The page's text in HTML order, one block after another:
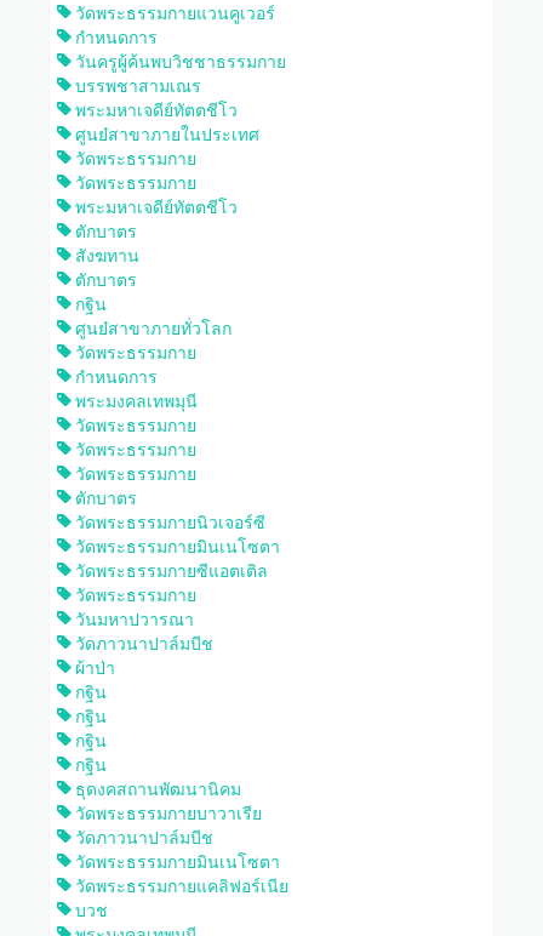
วัดพระธรรมกายแวนคูเวอร์
กำหนดการ
วันครูผู้ค้นพบวิชชาธรรมกาย
บรรพชาสามเณร
พระมหาเจดีย์ทัตตชีโว
ศูนย๋สาขาภายในประเทศ
วัดพระธรรมกาย
วัดพระธรรมกาย
พระมหาเจดีย์ทัตตชีโว
ตักบาตร
สังฆทาน
ตักบาตร
กฐิน
ศูนย๋สาขาภายทั่วโลก
วัดพระธรรมกาย
กำหนดการ
พระมงคลเทพมุนี
วัดพระธรรมกาย
วัดพระธรรมกาย
วัดพระธรรมกาย
ตักบาตร
วัดพระธรรมกายนิวเจอร์ซี
วัดพระธรรมกายมินเนโซตา
วัดพระธรรมกายซีแอตเติล
วัดพระธรรมกาย
วันมหาปวารณา
วัดภาวนาปาล์มบีช
ผ้าป่า
กฐิน
กฐิน
กฐิน
กฐิน
ธุดงคสถานพัฒนานิคม
วัดพระธรรมกายบาวาเรีย
วัดภาวนาปาล์มบีช
วัดพระธรรมกายมินเนโซตา
วัดพระธรรมกายแคลิฟอร์เนีย
บวช